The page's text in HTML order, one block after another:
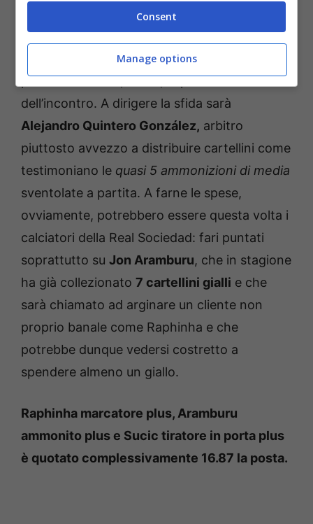
inserirsi a fari spenti, unita ad una tecnica di
base di sicuro avvenire, possono impensierire
: l’opzione tiratore plus ha un suo
perché. Veniamo, infine, ai possibili ammoniti
dell’incontro. A dirigere la sfida sarà
Alejandro Quintero González, arbitro
piuttosto avvezzo a distribuire cartellini come
testimoniano le quasi 5 ammonizioni di media
sventolate a partita. A farne le spese,
ovviamente, potrebbero essere questa volta i
calciatori della Real Sociedad: fari puntati
soprattutto su Jon Aramburu, che in stagione
ha già collezionato 7 cartellini gialli e che
sarà chiamato ad arginare un cliente non
proprio banale come Raphinha e che
potrebbe dunque vedersi costretto a
spendere almeno un giallo.
Raphinha marcatore plus, Aramburu
ammonito plus e Sucic tiratore in porta plus
è quotato complessivamente 16.87 la posta.
Consent
Manage options